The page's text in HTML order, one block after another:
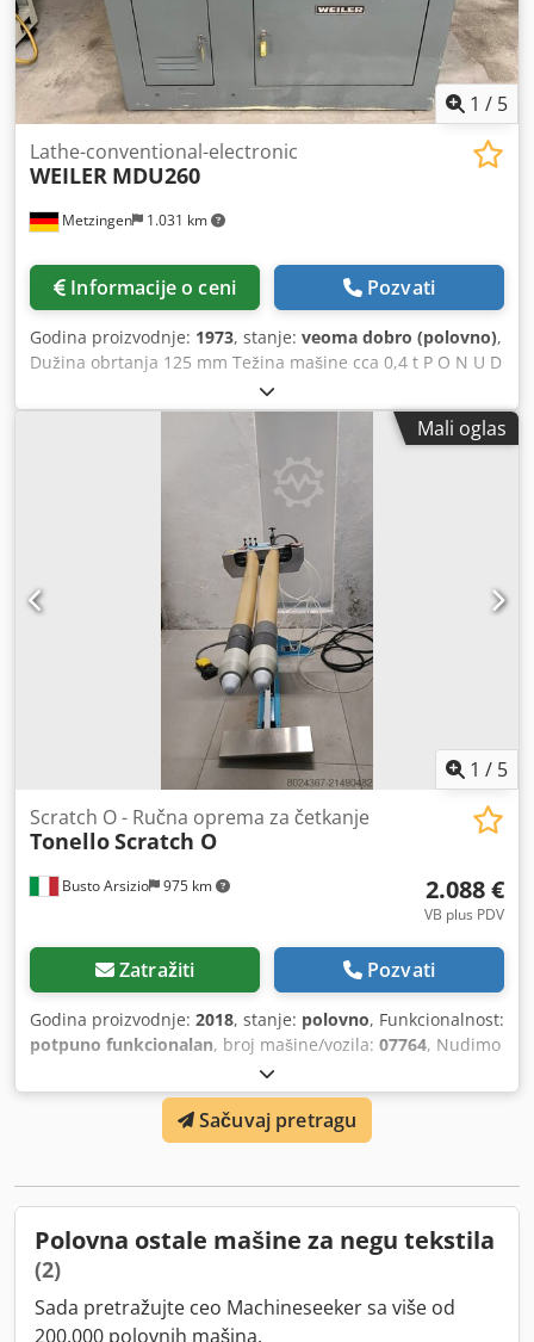
1 / 5
Metzingen 1.031 km
Lathe-conventional-electronic
WEILER MDU260
Informacije o ceni Pozvati
Godina proizvodnje: 1973, stanje: veoma dobro (polovno),
Dužina obrtanja 125 mm Težina mašine cca 0,4 t P O N U D
A Možemo Vam neobavezujuće ponuditi iz magacina, uz
zadržavanje prava na greške i međuprodaju: WEILER
Dodpfx Aexpxqwogtjkr Precizni mehanički strug Tip: MDU
Godina proizvodnje: 1973 #13010 _____ Visina centara: 125
mm Maks. prečnik obrade preko nosača: 140 mm Maks.
prečnik obrade preko ležaja: 260 mm Razmak između
centara: 500 mm Provrt vretena: 28 mm Red 1 – Opseg
broja obrtaja: 220-1.800 o/min Red 2 – Opseg broja obrtaja:
110-3.600 o/min Pogonska snaga vretena: kW Ukupna
pogonska snaga: kW - V - Hz Težina: 500 kg Pribor /
Specijalna oprema • Opremljen trovilastom steznom
glavom RÖHM, prečnik 110 mm, montirana • Postolje
mašine sa integrisanim prostorom za alat i obimnim
paketom dodatne opreme, uključujući setove steznih
navrtki Stanje: vrlo dobro – spreman za demonstraciju,
idealan za školsku radionicu, održavanje itd. Molimo
kliknite ovde za video mašine: MDU260/4 Isporuka: iz
magacina – viđeno-kupljeno Plaćanje: isključivo neto
prilikom preuzimanja – nakon prijema fakture
Mali oglas
1 / 5
Busto Arsizio 975 km
Scratch O - Ručna oprema za četkanje
TonelloScratch O
2.088 €
VB plus PDV
Zatražiti Pozvati
Godina proizvodnje: 2018, stanje: polovno, Funkcionalnost:
potpuno funkcionalan, broj mašine/vozila: 07764, Nudimo
ovu poljupotrebljavanu ručnu opremu za četkanje Tonello
Scratch O, godina proizvodnje 2018. Tip mašine: Scratch O
Serijski broj: 07764 Godina proizvodnje: 2016 Pritisak
komprimovanog vazduha: 7 bar Težina: 36 kg Dedpfx Ajyt I
dodatne informacije, slobodno nam pišite ili nas pozovite.
Sačuvaj pretragu
Polovna ostale mašine za negu tekstila
(2)
Sada pretražujte ceo Machineseeker sa više od
200.000 polovnih mašina.